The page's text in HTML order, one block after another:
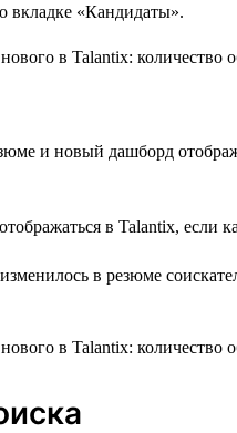
вкладке «Кандидаты».
и новый дашборд
в Talantix, если
в резюме